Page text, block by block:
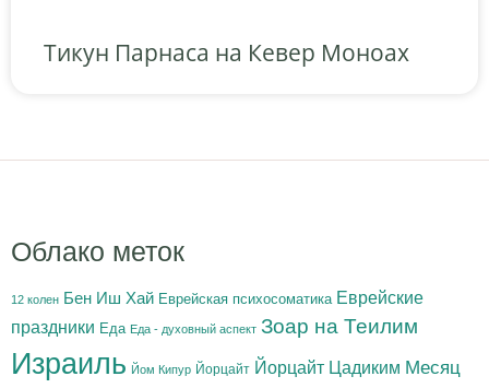
Тикун Парнаса на Кевер Моноах
Облако меток
12 колен Бен Иш Хай Еврейская психосоматика Еврейские
праздники Еда Еда - духовный аспект Зоар на Теилим
Израиль Йом Кипур Йорцайт Йорцайт Цадиким Месяц